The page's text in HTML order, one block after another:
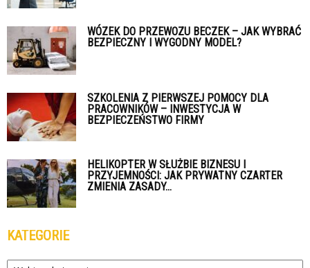
WÓZEK DO PRZEWOZU BECZEK – JAK WYBRAĆ
BEZPIECZNY I WYGODNY MODEL?
SZKOLENIA Z PIERWSZEJ POMOCY DLA
PRACOWNIKÓW – INWESTYCJA W
BEZPIECZEŃSTWO FIRMY
HELIKOPTER W SŁUŻBIE BIZNESU I
PRZYJEMNOŚCI: JAK PRYWATNY CZARTER
ZMIENIA ZASADY...
KATEGORIE
Kategorie